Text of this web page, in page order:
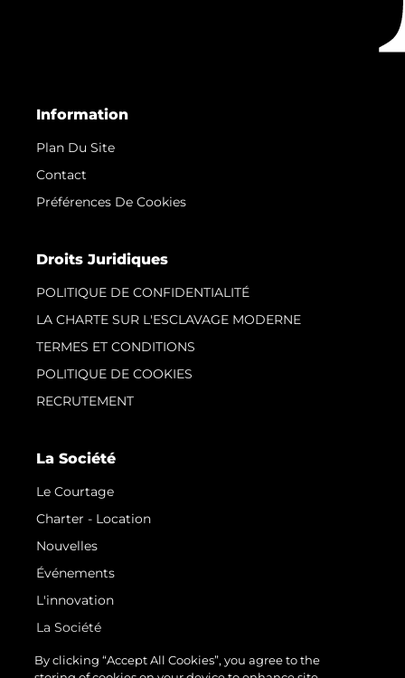
Information
Plan Du Site
Contact
Préférences De Cookies
Droits Juridiques
POLITIQUE DE CONFIDENTIALITÉ
LA CHARTE SUR L'ESCLAVAGE MODERNE
TERMES ET CONDITIONS
POLITIQUE DE COOKIES
RECRUTEMENT
La Société
Le Courtage
Charter - Location
Nouvelles
Événements
L'innovation
La Société
Notre Équipe
By clicking “Accept All Cookies”, you agree to the